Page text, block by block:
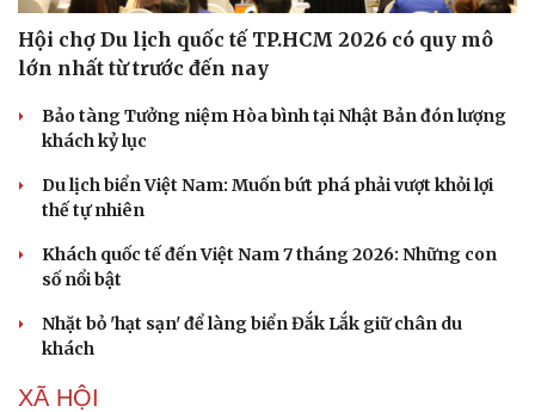
Hội chợ Du lịch quốc tế TP.HCM 2026 có quy mô
lớn nhất từ trước đến nay
Bảo tàng Tưởng niệm Hòa bình tại Nhật Bản đón lượng
khách kỷ lục
Du lịch biển Việt Nam: Muốn bứt phá phải vượt khỏi lợi
thế tự nhiên
Khách quốc tế đến Việt Nam 7 tháng 2026: Những con
số nổi bật
Nhặt bỏ 'hạt sạn' để làng biển Đắk Lắk giữ chân du
khách
XÃ HỘI